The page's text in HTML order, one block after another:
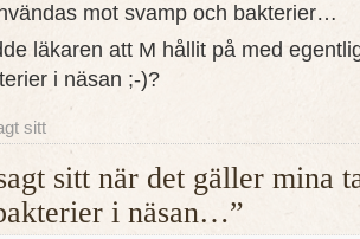
mot svamp och bakterier…
läkaren att M hållit på med
i näsan ;-)?
sitt
sitt när det gäller mina
i näsan…”